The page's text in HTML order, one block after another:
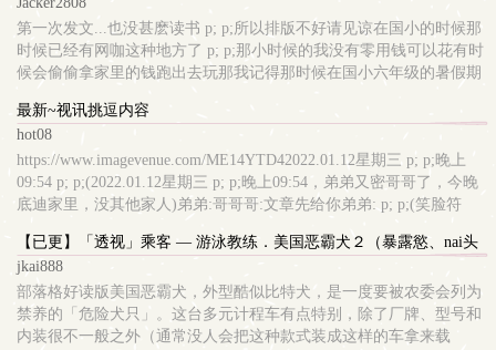
班，阿泽则留下来想多练一会儿。他穿?
第一次发文...也没甚麽读书 p; p;所以排版不好请见谅在国小的时候那
时候已经有网咖这种地方了 p; p;那小时候的我没有零用钱可以花有时
候会偷偷拿家里的钱跑出去玩那我记得那时候在国小六年级的暑假期
的网咖基本??上未满18岁 p; p;在晚上11点左右都会被赶出去只有极少
数的网咖例外 p; p;例如说 p; p;撞球间为主的
最新~视讯挑逗内容
hot08
https://www.imagevenue.com/ME14YTD42022.01.12星期三 p; p;晚上
09:54 p; p;(2022.01.12星期三 p; p;晚上09:54，弟弟又密哥哥了，今晚
底迪家里，没其他家人)弟弟:哥哥哥:文章先给你弟弟: p; p;(笑脸符
看看乖乖的弟弟，有没有不乖?(视讯开始) p; p;..... p; p;LINE铃声响
起.....哥哥:可ai弟弟弟弟:哥哥有想我吗?哥哥:有，这麽
【已更】「透视」乘客 — 游泳教练．美国恶霸犬２（暴露慾、nai头
敏感、调教、mansao）
jkai888
部落格好读版美国恶霸犬，外型酷似比特犬，是一度要被农委会列为
禁养的「危险犬只」。这台多元计程车有点特别，除了厂牌、型号和
内装很不一般之外（通常没人会把这种款式装成这样的车拿来载